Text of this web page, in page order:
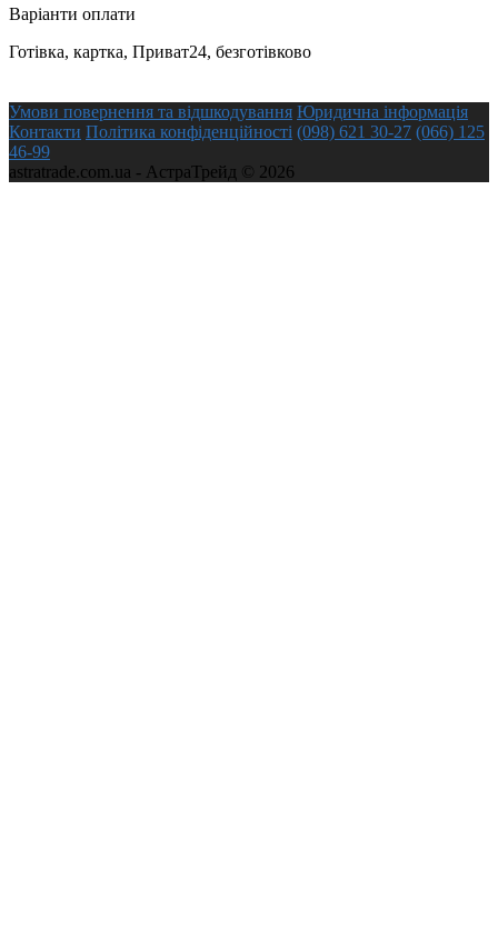
Варіанти оплати
Готівка, картка, Приват24, безготівково
Умови повернення та відшкодування Юридична інформація
Контакти Політика конфіденційності (098) 621 30-27 (066) 125
46-99
astratrade.com.ua - АстраТрейд © 2026